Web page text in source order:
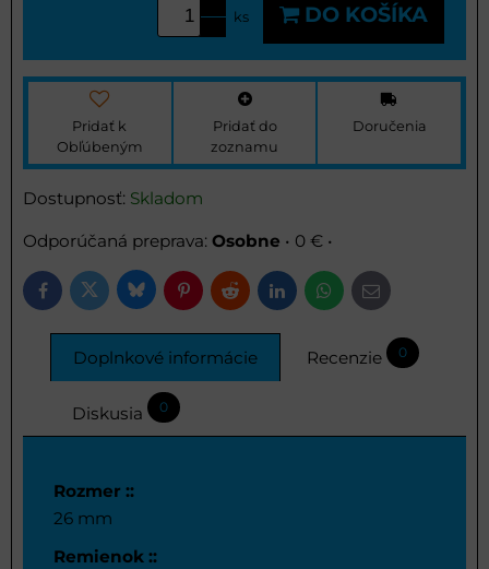
ks DO KOŠÍKA
Pridať k
Obľúbeným
Pridať do
zoznamu
Doručenia
Dostupnosť: Skladom
Osobne • 0 € •
FacebookTwitterBlueskyPinterestRedditLinkedInWhatsApp
E-
mail
Doplnkové informácie Recenzie 0
Diskusia 0
Rozmer ::
26 mm
Remienok ::